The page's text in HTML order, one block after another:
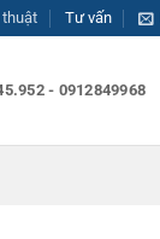
thuật Tư vấn
- 0912849968